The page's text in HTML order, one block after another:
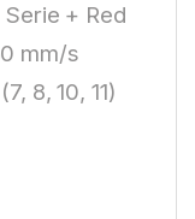
+ Red
mm/s
8, 10, 11)